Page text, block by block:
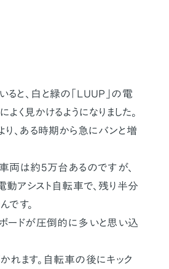
と、白と緑の「LUUP」の電
く見かけるようになりました。
り、ある時期から急にバンと増
は約5万台あるのですが、
アシスト自転車で、残り半分
です。
ードが圧倒的に多いと思い込
れます。自転車の後にキック